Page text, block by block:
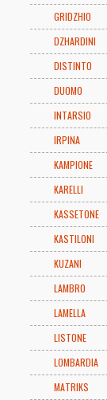
GRIDZHIO
DZHARDINI
DISTINTO
DUOMO
INTARSIO
IRPINA
KAMPIONE
KARELLI
KASSETONE
KASTILONI
KUZANI
LAMBRO
LAMELLA
LISTONE
LOMBARDIA
MATRIKS